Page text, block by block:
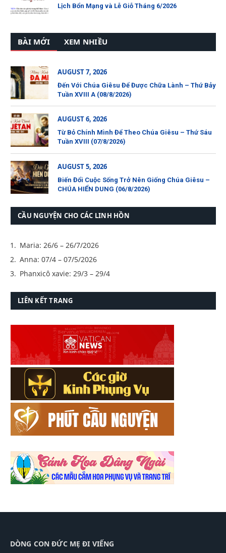
Lịch Bổn Mạng và Lễ Giỗ Tháng 6/2026
BÀI MỚI XEM NHIỀU
AUGUST 7, 2026
Đến Với Chúa Giêsu Để Được Chữa Lành – Thứ Bảy
Tuần XVIII A (08/8/2026)
AUGUST 6, 2026
Từ Bỏ Chính Mình Để Theo Chúa Giêsu – Thứ Sáu
Tuần XVIII (07/8/2026)
AUGUST 5, 2026
Biến Đổi Cuộc Sống Trở Nên Giống Chúa Giêsu –
CHÚA HIỂN DUNG (06/8/2026)
CẦU NGUYỆN CHO CÁC LINH HỒN
Maria: 26/6 – 26/7/2026
Anna: 07/4 – 07/5/2026
Phanxicô xavie: 29/3 – 29/4
LIÊN KẾT TRANG
DÒNG CON ĐỨC MẸ ĐI VIẾNG